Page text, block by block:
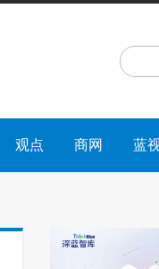
观点 商网 蓝